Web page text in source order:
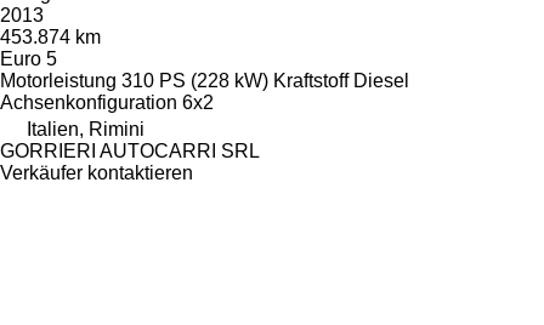
2013
453.874 km
Euro 5
Motorleistung 310 PS (228 kW) Kraftstoff Diesel
Achsenkonfiguration 6x2
Italien, Rimini
GORRIERI AUTOCARRI SRL
Verkäufer kontaktieren